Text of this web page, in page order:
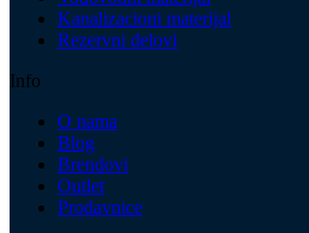
Kanalizacioni materijal
Rezervni delovi
Info
O nama
Blog
Brendovi
Outlet
Prodavnice